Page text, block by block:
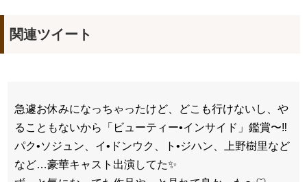
bobblessyou2 EP.18
ソン・ヘギョ – ソンヘギョ キスまとめ
チョ・ヒョンジェ 조현재 九尾狐外伝 制作発表会
キム・テヒの弟イ・ワン♥イ・ボミ、今日（28日）結婚……
「ライフ・ オン・ マーズ」2019年11月2日TSUTAYAにて先行
レンタル開始！
(ENG SUB) Behind The Scene Hyun Bin 현빈❤️ 손예진 Son Ye
関連ツイート
急遽お休みになっちゃったけど、どこも行けないし、や
ることもないから「ビューティー•インサイド」鑑賞〜‼︎
パク•ソジュン、イ•ドンウク、ト•ジハン、上野樹里など
など…豪華キャスト出演してた✨